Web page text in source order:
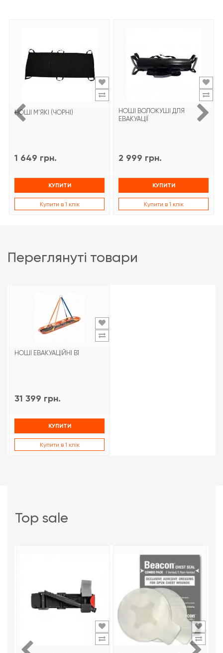
НОШІ М'ЯКІ (ЧОРНІ)
1 649 грн.
КУПИТИ
Купити в 1 клік
НОШІ ВОЛОКУШІ ДЛЯ
ЕВАКУАЦІЇ
2 999 грн.
КУПИТИ
Купити в 1 клік
переглянуті товари
НОШІ ЕВАКУАЦІЙНІ В1
31 399 грн.
КУПИТИ
Купити в 1 клік
top sale